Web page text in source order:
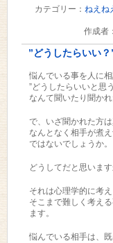
カテゴリー： ねえね
作成者
”どうしたらいい
悩んでいる事を人に相
”どうしたらいいと思
なんて聞いたり聞か
で、いざ聞かれた方
なんとなく相手が煮
ではないでしょうか。
どうしてだと思います
それは心理学的に考
そこまで難しく考え
ます。
悩んでいる相手は、